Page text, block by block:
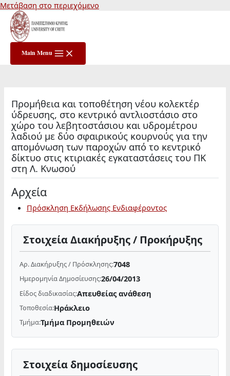
Μετάβαση στο περιεχόμενο
Main Menu
Προμήθεια και τοποθέτηση νέου κολεκτέρ
ύδρευσης, στο κεντρικό αντλιοστάσιο στο
χώρο του λεβητοστάσιου και υδρομέτρου
λαδιού με δύο σφαιρικούς κουρνούς για την
απομόνωση των παροχών από το κεντρικό
δίκτυο στις κτιριακές εγκαταστάσεις του ΠΚ
στη Λ. Κνωσού
Αρχεία
Πρόσκληση Εκδήλωσης Ενδιαφέροντος
Στοιχεία Διακήρυξης / Προκήρυξης
Αρ. Διακήρυξης / Πρόσκλησης:7048
Ημερομηνία Δημοσίευσης:26/04/2013
Είδος διαδικασίας:Απευθείας ανάθεση
Τοποθεσία:Ηράκλειο
Τμήμα:Τμήμα Προμηθειών
Στοιχεία δημοσίευσης